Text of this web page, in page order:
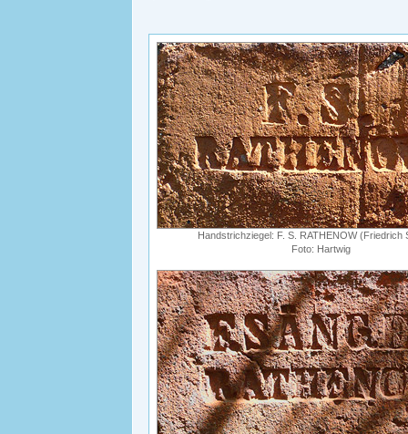
Handstrichziegel: F. S. RATHENOW (Friedrich
Foto: Hartwig